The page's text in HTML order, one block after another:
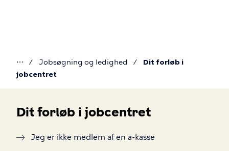
Du
her
⋯ Jobsøgning og ledighed
Dit forløb i
jobcentret
Dit
Dit forløb i jobcentret
Jeg er ikke medlem af en a-kasse